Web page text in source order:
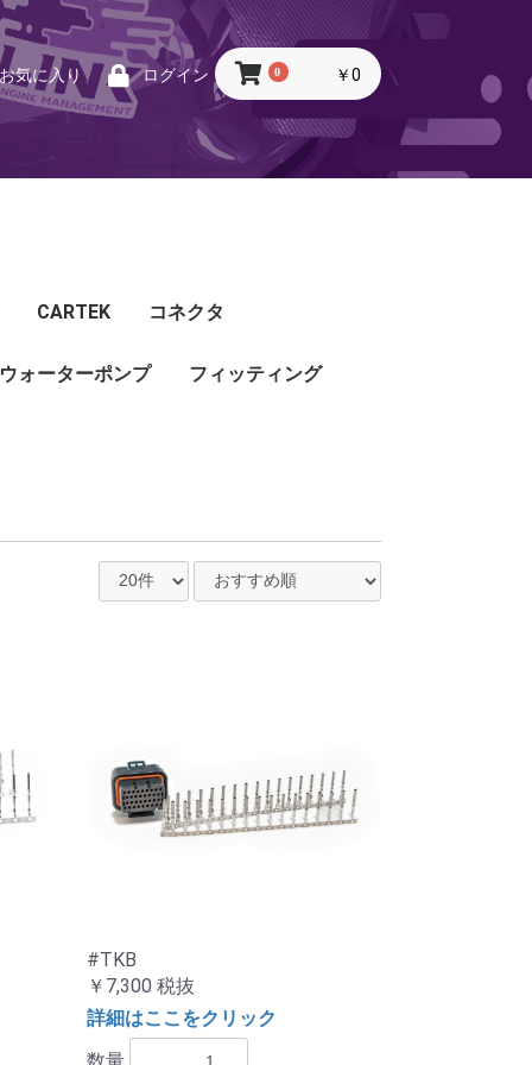
気に入り ログイン 0 ￥0
CARTEK
CARTEK
コネクタ
Lambda
Ignition
Injector
Throttle. Accele
Honda
Subaru
Toyota
Mazda
Mitsubishi
Nissan
Porsche
その他
ウォーターポンプ フィッティング
#TKB
￥7,300 税抜
詳細はここをクリック